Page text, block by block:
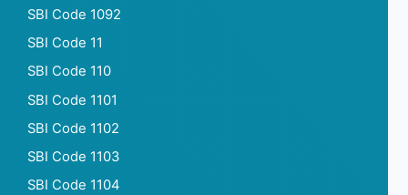
SBI Code 1092
SBI Code 11
SBI Code 110
SBI Code 1101
SBI Code 1102
SBI Code 1103
SBI Code 1104